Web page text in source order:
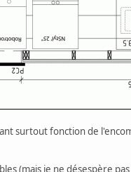
surtout fonction de
(mais je ne désespère